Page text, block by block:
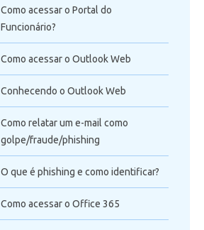
Como acessar o Portal do
Funcionário?
Como acessar o Outlook Web
Conhecendo o Outlook Web
Como relatar um e-mail como
golpe/fraude/phishing
O que é phishing e como identificar?
Como acessar o Office 365